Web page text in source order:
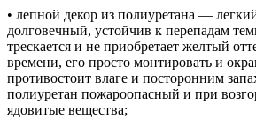
• лепной декор из полиуретана —
долговечный, устойчив к перепадам
трескается и не приобретает желтый
времени, его просто монтировать и
противостоит влаге и посторонним
полиуретан пожароопасный и при
ядовитые вещества;